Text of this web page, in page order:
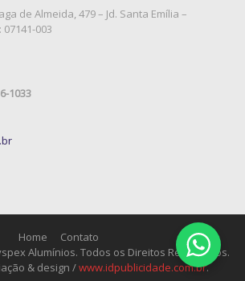
de Almeida, 479 – Jd. Santa Emília –
07141-003
1033
Home
Contato
Alumínios. Todos os Direitos Reservados.
& design /www.idpublicidade.com.br.